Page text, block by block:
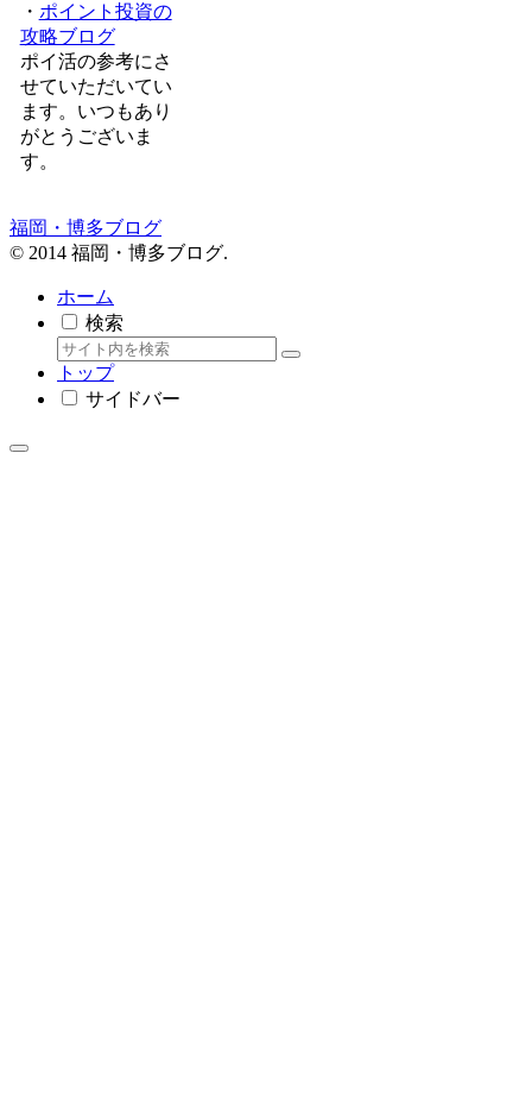
・ ポイント投資の
攻略ブログ
ポイ活の参考にさ
せていただいてい
ます。いつもあり
がとうございま
す。
福岡・博多ブログ
© 2014 福岡・博多ブログ.
ホーム
検索
トップ
サイドバー